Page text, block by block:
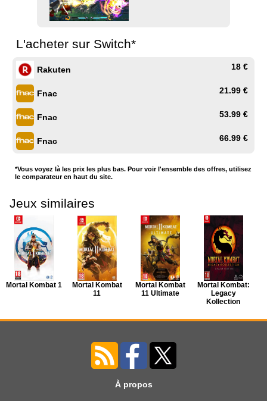
L'acheter sur Switch*
Rakuten 18 €
Fnac 21.99 €
Fnac 53.99 €
Fnac 66.99 €
*Vous voyez là les prix les plus bas. Pour voir l'ensemble des offres, utilisez
le comparateur en haut du site.
Jeux similaires
Mortal Kombat 1
Mortal Kombat
11
Mortal Kombat
11 Ultimate
Mortal Kombat:
Legacy
Kollection
À propos